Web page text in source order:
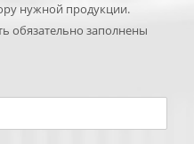
нужной продукции.
обязательно заполнены